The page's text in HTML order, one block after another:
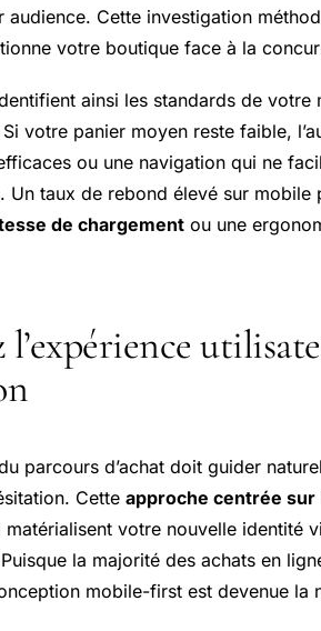
audience. Cette investigation
votre boutique face à la
ainsi les standards de
votre panier moyen reste faible,
ou une navigation qui ne
Un taux de rebond élevé sur
de chargement ou une
l’expérience
parcours d’achat doit guider
Cette approche centrée sur
votre nouvelle identité
la majorité des achats en
mobile-first est devenue la